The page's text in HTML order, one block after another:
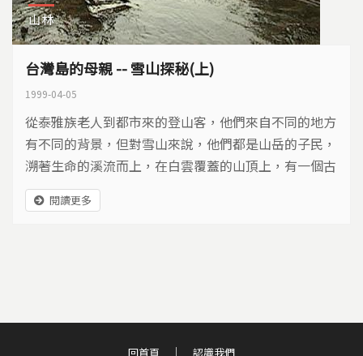
山林
台灣島的母親 -- 雪山探秘(上)
1999-04-05
從泰雅族老人到都市來的登山客，他們來自不同的地方
有不同的背景，但對雪山來說，他們都是山岳的子民，
溯著生命的溪流而上，在白雲覆蓋的山頂上，有一個古
老神秘的世界，雪山像母親豐厚溫柔的胸膛。
閱讀更多
回首頁 認識我們